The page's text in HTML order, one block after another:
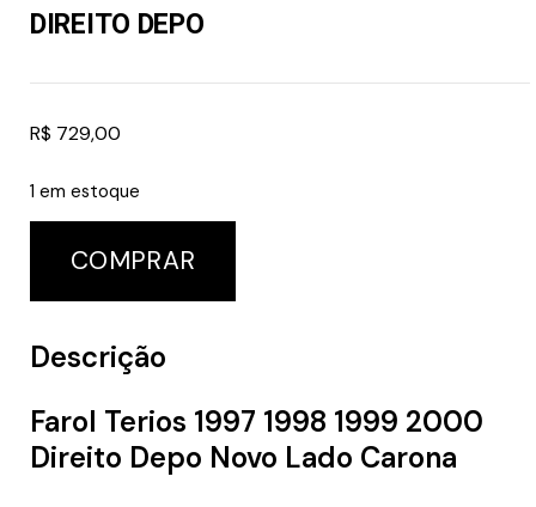
DIREITO DEPO
R$ 729,00
1 em estoque
COMPRAR
Descrição
Farol Terios 1997 1998 1999 2000
Direito Depo Novo Lado Carona